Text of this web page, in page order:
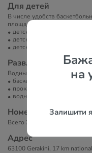
на
Залишити
Для детей
В числе удобств
площадки.
детская площадка
детские стульчики в
детская кроватка
Развлечение и спорт
Водные лыжи, парусный
баскетбольная площадка
прокат велосипедов
водные развлечения
Номера
Всего 30 номеров.
Адрес
63100 Gerakini, 17 km